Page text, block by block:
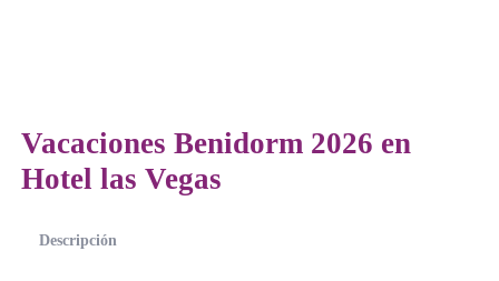
Vacaciones Benidorm 2026 en
Hotel las Vegas
Descripción